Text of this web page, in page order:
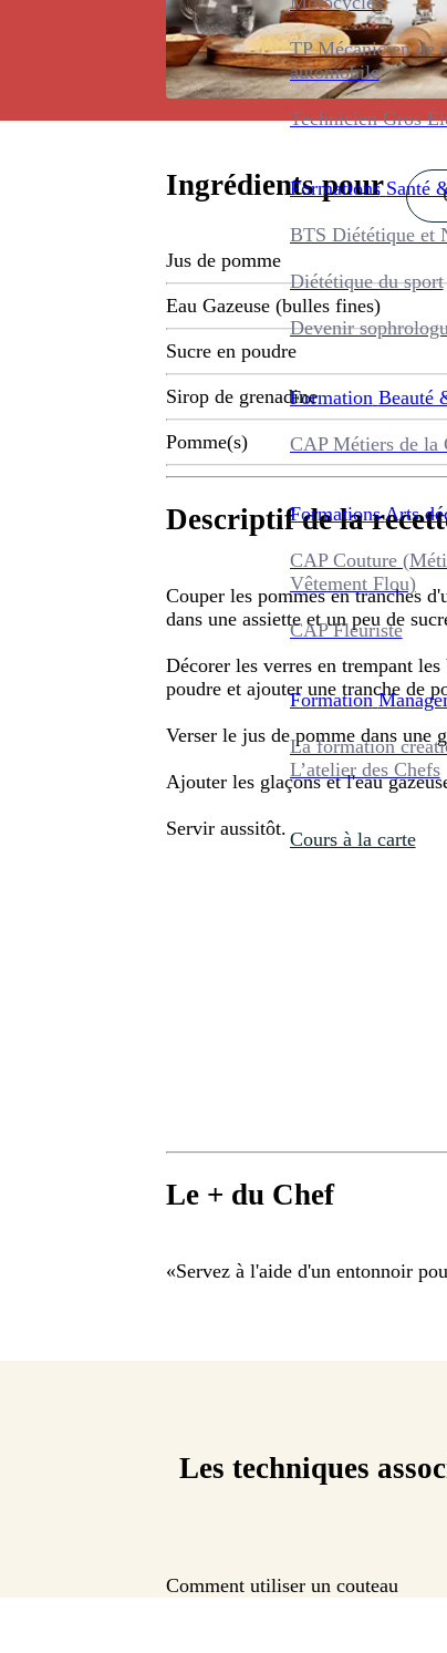
TP Mécanicien de
automobile
Technicien Gros
Formations Santé
BTS Diététique et
Diététique du sport
Devenir
Formation Beauté
CAP Métiers de la
Formations Arts
CAP Couture
Vêtement Flou)
CAP Fleuriste
Formation
La formation
L’atelier des Chefs
Cours à la carte
Ingrédients pour
Jus de pomme
Eau Gazeuse (bulles fines)
Sucre en poudre
Sirop de grenadine
Pomme(s)
Descriptif de la
Couper les pommes en tranches
dans une assiette et un peu de
Décorer les verres en trempant
poudre et ajouter une tranche de
Verser le jus de pomme dans une
Ajouter les glaçons et l'eau
Servir aussitôt.
Le + du Chef
«Servez à l'aide d'un entonnoir
Les techniques
Comment utiliser un couteau